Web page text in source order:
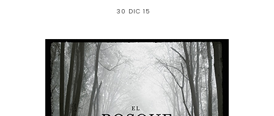
30 DIC 15